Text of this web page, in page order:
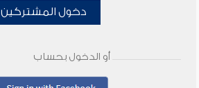
دخول المشتركين
أو الدخول بحساب